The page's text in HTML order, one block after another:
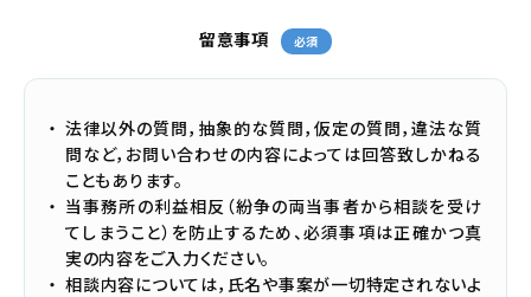
留意事項 必須
法律以外の質問，抽象的な質問，仮定の質問，違法な質
問など，お問い合わせの内容によっては回答致しかねる
こともあります。
当事務所の利益相反（紛争の両当事者から相談を受け
てしまうこと）を防止するため、必須事項は正確かつ真
実の内容をご入力ください。
相談内容については，氏名や事案が一切特定されないよ